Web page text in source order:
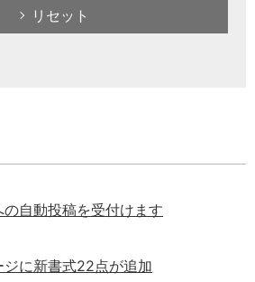
リセット
自動投稿を受付けます
に新書式22点が追加